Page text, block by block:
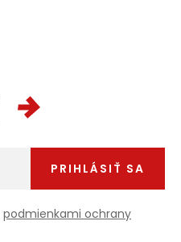
podmienkami ochrany
PRIHLÁSIŤ SA